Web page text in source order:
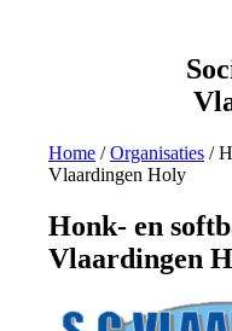
Home /Organisaties /
Vlaardingen Holy
Honk- en
Vlaardingen